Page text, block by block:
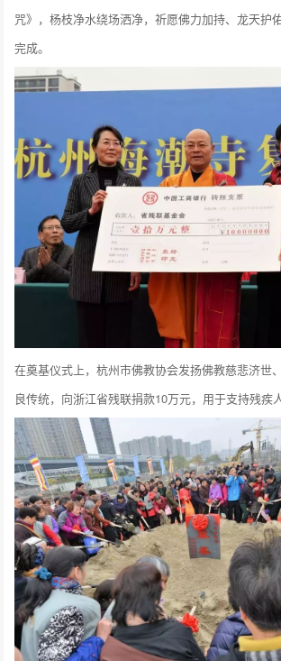
咒》，杨枝净水绕场洒净，祈愿佛力加持、龙天护
完成。
在奠基仪式上，杭州市佛教协会发扬佛教慈悲济世
良传统，向浙江省残联捐款10万元，用于支持残疾